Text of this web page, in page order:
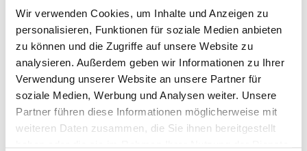
Wir verwenden Cookies, um Inhalte und Anzeigen zu
personalisieren, Funktionen für soziale Medien anbieten
zu können und die Zugriffe auf unsere Website zu
analysieren. Außerdem geben wir Informationen zu Ihrer
Verwendung unserer Website an unsere Partner für
soziale Medien, Werbung und Analysen weiter. Unsere
Partner führen diese Informationen möglicherweise mit
weiteren Daten zusammen, die Sie ihnen bereitgestellt